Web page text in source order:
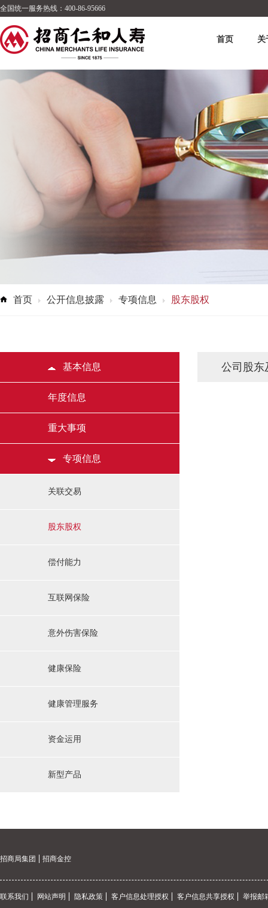
全国统一服务热线：400-86-95666
首页 关
首页 公开信息披露 专项信息 股东股权
基本信息
年度信息
重大事项
专项信息
关联交易
股东股权
偿付能力
互联网保险
意外伤害保险
健康保险
健康管理服务
资金运用
新型产品
公司股东
招商局集团 招商金控
联系我们 网站声明 隐私政策 客户信息处理授权 客户信息共享授权 举报邮